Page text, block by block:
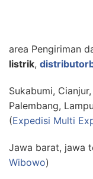
area Pengiriman
listrik,
Sukabumi,
Palembang,
(Expedisi Multi
Jawa barat, jawa
Wibowo)